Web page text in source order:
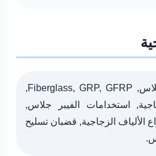
ألياف زجاجية, فيبر جلاس, Fiberglass, GRP, GFRP,
استخدامات الفيبر جلاس,
الألياف الزجاجية, قضبان تسليح